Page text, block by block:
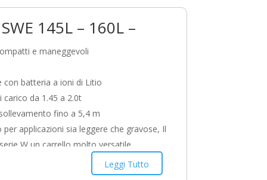
speciali (superfici irregolari,
di pallet chiusi, sollevamento di pallet
145L – 160L –
e maneggevoli
con batteria a ioni di Litio
carico da 1.45 a 2.0t
fino a 5,4 m
applicazioni sia leggere che gravose, Il
W un carrello molto versatile
da un design compatto, robusto e
SWE offrono elevata efficienza e
Leggi Tutto